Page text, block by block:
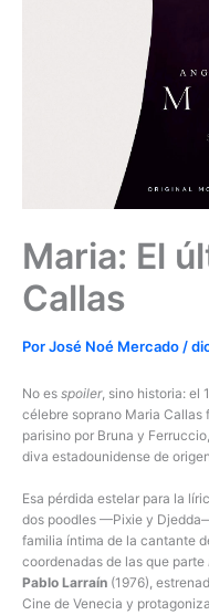
Maria: El
Callas
PorJosé Noé Mercado /
No es spoiler, sino historia: el
célebre soprano Maria
parisino por Bruna y
diva estadounidense de
Esa pérdida estelar para la
dos poodles —Pixie y
familia íntima de la cantante
coordenadas de las que parte
Pablo Larraín (1976),
Cine de Venecia y